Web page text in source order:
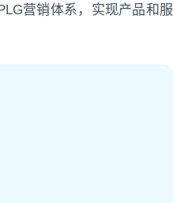
营销体系，实现产品和服